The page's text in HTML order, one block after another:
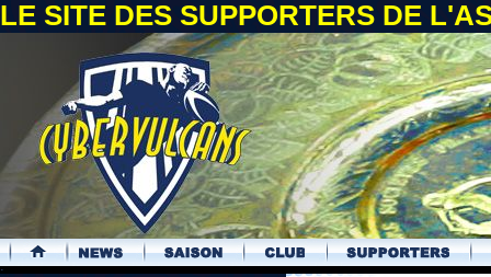
LE SITE DES SUPPORTERS DE
.